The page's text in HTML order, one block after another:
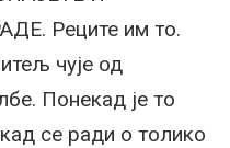
Реците им то.
чује од
Понекад је то
се ради о толико